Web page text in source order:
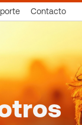
Contacto